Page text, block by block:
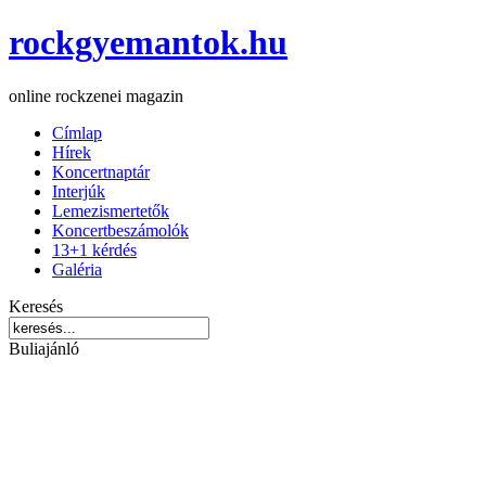
rockgyemantok.hu
online rockzenei magazin
Címlap
Hírek
Koncertnaptár
Interjúk
Lemezismertetők
Koncertbeszámolók
13+1 kérdés
Galéria
Keresés
Buliajánló